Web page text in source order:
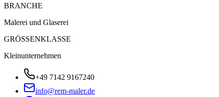
BRANCHE
Malerei und Glaserei
GRÖSSENKLASSE
Kleinunternehmen
+49 7142 9167240
info@rem-maler.de